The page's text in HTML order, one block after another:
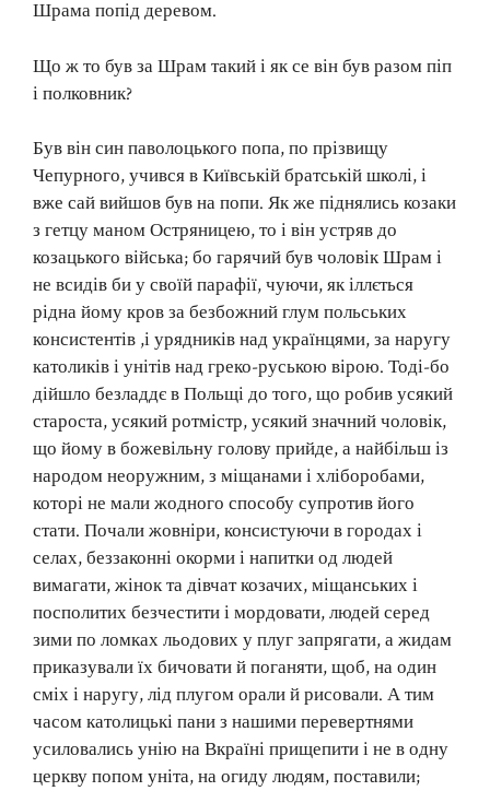
Шрама попід деревом.
Що ж то був за Шрам такий і як се він був разом піп
і полковник?
Був він син паволоцького попа, по прізвищу
Чепурного, учився в Київській братській школі, і
вже сай вийшов був на попи. Як же піднялись козаки
з гетцу маном Остряницею, то і він устряв до
козацького війська; бо гарячий був чоловік Шрам і
не всидів би у своїй парафії, чуючи, як іллється
рідна йому кров за безбожний глум польських
консистентів ,і урядників над українцями, за наругу
католиків і унітів над греко-руською вірою. Тоді-бо
дійшло безладдє в Польщі до того, що робив усякий
староста, усякий ротмістр, усякий значний чоловік,
що йому в божевільну голову прийде, а найбільш із
народом неоружним, з міщанами і хліборобами,
которі не мали жодного способу супротив його
стати. Почали жовніри, консистуючи в городах і
селах, беззаконні окорми і напитки од людей
вимагати, жінок та дівчат козачих, міщанських і
посполитих безчестити і мордовати, людей серед
зими по ломках льодових у плуг запрягати, а жидам
приказували їх бичовати й поганяти, щоб, на один
сміх і наругу, лід плугом орали й рисовали. А тим
часом католицькі пани з нашими перевертнями
усиловались унію на Вкраїні прищепити і не в одну
церкву попом уніта, на огиду людям, поставили;